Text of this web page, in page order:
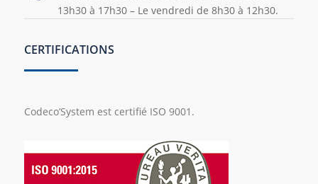
13h30 à 17h30 – Le vendredi de 8h30 à 12h30.
CERTIFICATIONS
Codeco’System est certifié ISO 9001.